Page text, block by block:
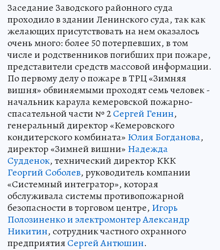
Заседание Заводского районного суда
проходило в здании Ленинского суда, так как
желающих присутствовать на нем оказалось
очень много: более 50 потерпевших, в том
числе и родственников погибших при пожаре,
представители средств массовой информации.
По первому делу о пожаре в ТРЦ «Зимняя
вишня» обвиняемыми проходят семь человек -
начальник караула кемеровской пожарно-
спасательной части № 2Сергей Генин,
генеральный директор «Кемеровского
кондитерского комбината» Юлия Богданова,
директор «Зимней вишни» Надежда
Судденок, технический директор ККК
Георгий Соболев, руководитель компании
«Системный интегратор», которая
обслуживала системы противопожарной
безопасности в торговом центре, Игорь
Полозиненко и электромонтер Александр
Никитин, сотрудник частного охранного
предприятияСергей Антюшин.